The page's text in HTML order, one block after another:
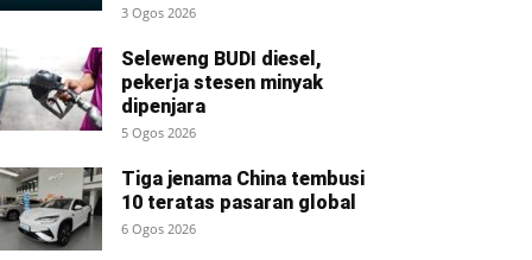
3 Ogos 2026
Seleweng BUDI diesel,
pekerja stesen minyak
dipenjara
5 Ogos 2026
Tiga jenama China tembusi
10 teratas pasaran global
6 Ogos 2026